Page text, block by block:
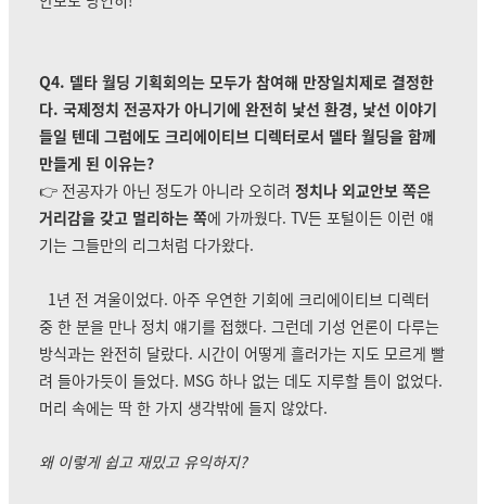
Q4. 델타 월딩 기획회의는 모두가 참여해 만장일치제로 결정한
다. 국제정치 전공자가 아니기에 완전히 낯선 환경, 낯선 이야기
들일 텐데 그럼에도 크리에이티브 디렉터로서 델타 월딩을 함께
만들게 된 이유는?
👉 전공자가 아닌 정도가 아니라 오히려 정치나 외교안보 쪽은
거리감을 갖고 멀리하는 쪽에 가까웠다. TV든 포털이든 이런 얘
기는 그들만의 리그처럼 다가왔다.
1년 전 겨울이었다. 아주 우연한 기회에 크리에이티브 디렉터
중 한 분을 만나 정치 얘기를 접했다. 그런데 기성 언론이 다루는
방식과는 완전히 달랐다. 시간이 어떻게 흘러가는 지도 모르게 빨
려 들아가듯이 들었다. MSG 하나 없는 데도 지루할 틈이 없었다.
머리 속에는 딱 한 가지 생각밖에 들지 않았다.
왜 이렇게 쉽고 재밌고 유익하지?